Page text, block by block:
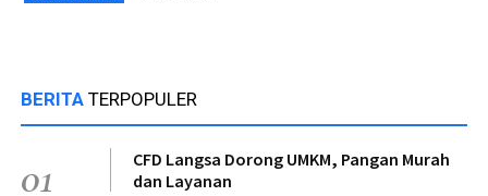
BERITA TERPOPULER
01
CFD Langsa Dorong UMKM, Pangan Murah
dan Layanan